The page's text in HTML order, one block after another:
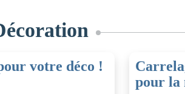
votre déco !
pour la